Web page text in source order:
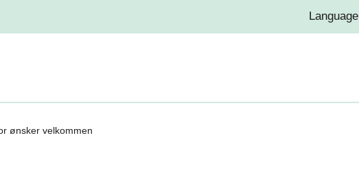
Language
ønsker velkommen